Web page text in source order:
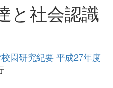
と社会認識
園研究紀要 平成27年度